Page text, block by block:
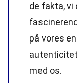
de fakta, vi
på vores
med os.